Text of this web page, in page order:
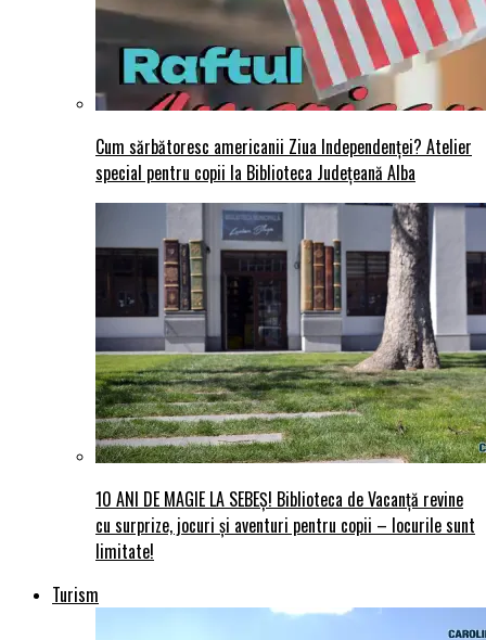
Cum sărbătoresc americanii Ziua Independenței? Atelier
special pentru copii la Biblioteca Județeană Alba
10 ANI DE MAGIE LA SEBEȘ! Biblioteca de Vacanță revine
cu surprize, jocuri și aventuri pentru copii – locurile sunt
limitate!
Turism